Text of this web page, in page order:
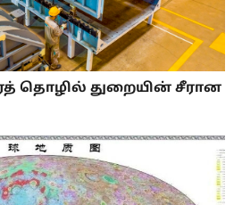
தொழில் துறையின் சீரான